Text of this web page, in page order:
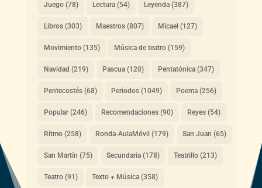
Juego(78) Lectura(54) Leyenda(387)
Libros(303) Maestros(807) Micael (127)
Movimiento(135) Música de teatro(159)
Navidad (219) Pascua(120) Pentatónica(347)
Pentecostés(68) Periodos(1049) Poema(256)
Popular(246) Recomendaciones(90) Reyes(54)
Ritmo(258) Ronda-AulaMóvil (179) San Juan (65)
San Martín (75) Secundaria(178) Teatrillo(213)
Teatro(91) Texto + Música(358)